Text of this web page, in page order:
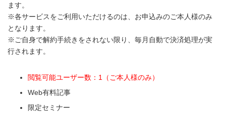
ます。
※各サービスをご利用いただけるのは、お申込みのご本人様のみ
となります。
※ご自身で解約手続きをされない限り、毎月自動で決済処理が実
行されます。
閲覧可能ユーザー数：1（ご本人様のみ）
Web有料記事
限定セミナー